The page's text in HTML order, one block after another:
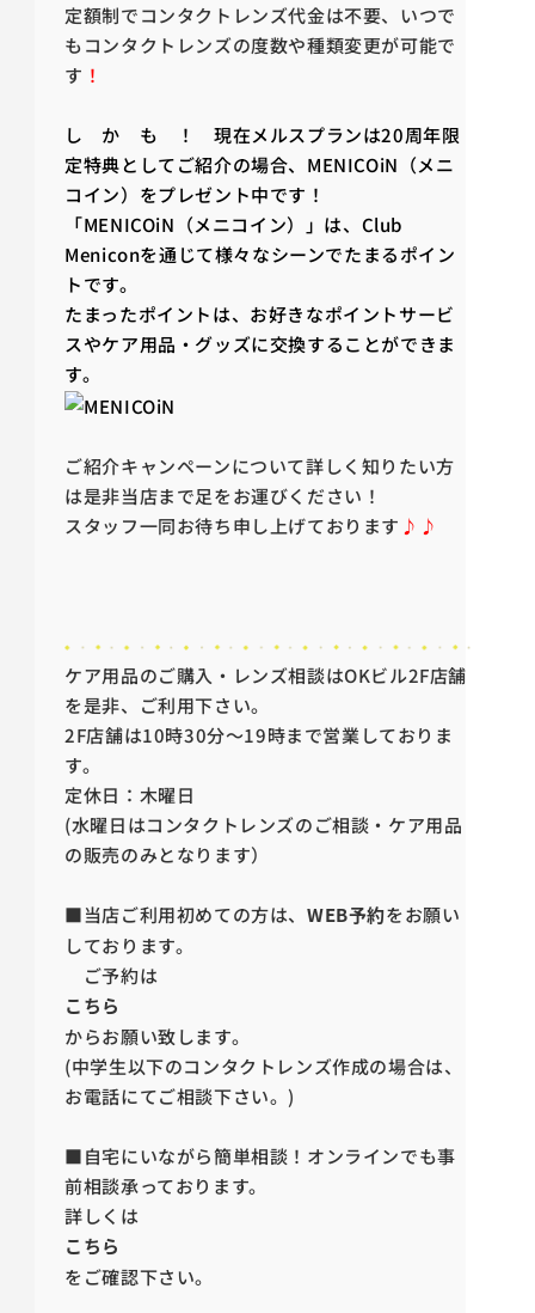
定額制でコンタクトレンズ代金は不要、いつで
もコンタクトレンズの度数や種類変更が可能で
す ！
し か も ！ 現在メルスプランは20周年限
定特典としてご紹介の場合、MENICOiN（メニ
コイン）をプレゼント中です！
「MENICOiN（メニコイン）」は、Club
Meniconを通じて様々なシーンでたまるポイン
トです。
たまったポイントは、お好きなポイントサービ
スやケア用品・グッズに交換することができま
す。
ご紹介キャンペーンについて詳しく知りたい方
は是非当店まで足をお運びください！
スタッフ一同お待ち申し上げております ♪♪
ケア用品のご購入・レンズ相談はOKビル2F店舗
を是非、ご利用下さい。
2F店舗は10時30分～19時まで営業しておりま
す。
定休日：木曜日
(水曜日はコンタクトレンズのご相談・ケア用品
の販売のみとなります）
■当店ご利用初めての方は、 WEB予約をお願い
しております。
ご予約は
こちら
からお願い致します。
(中学生以下のコンタクトレンズ作成の場合は、
お電話にてご相談下さい。)
■自宅にいながら簡単相談！オンラインでも事
前相談承っております。
詳しくは
こちら
をご確認下さい。